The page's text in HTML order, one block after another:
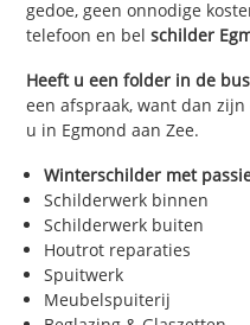
gedoe, geen onnodige
telefoon en belschilder
Heeft u een folder in de
een afspraak, want dan
u in Egmond aan Zee.
Winterschilder met
Schilderwerk binnen
Schilderwerk buiten
Houtrot reparaties
Spuitwerk
Meubelspuiterij